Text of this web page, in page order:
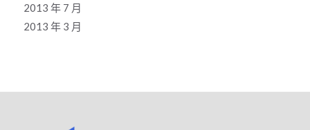
2013 年 7 月
2013 年 3 月